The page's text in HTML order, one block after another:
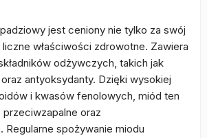
jest ceniony nie tylko za swój
właściwości zdrowotne. Zawiera
odżywczych, takich jak
oraz antyoksydanty. Dzięki wysokiej
i kwasów fenolowych, miód ten
przeciwzapalne oraz
Regularne spożywanie miodu